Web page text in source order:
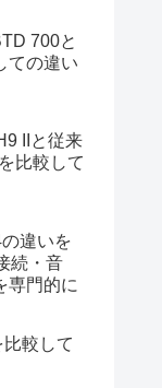
700と
ての違い
IIと従来
比較して
違いを
続・音
専門的に
較して